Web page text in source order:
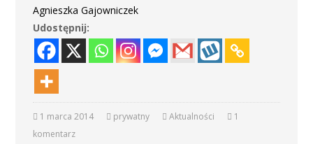
Agnieszka Gajowniczek
Udostępnij:
1 marca 2014 prywatny Aktualności
1
komentarz